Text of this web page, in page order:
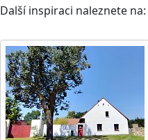
Další inspiraci naleznete na: